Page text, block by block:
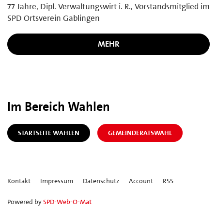
77 Jahre, Dipl. Verwaltungswirt i. R., Vorstandsmitglied im
SPD Ortsverein Gablingen
MEHR
Im Bereich Wahlen
STARTSEITE WAHLEN GEMEINDERATSWAHL
Kontakt Impressum Datenschutz Account RSS
Powered bySPD-Web-O-Mat